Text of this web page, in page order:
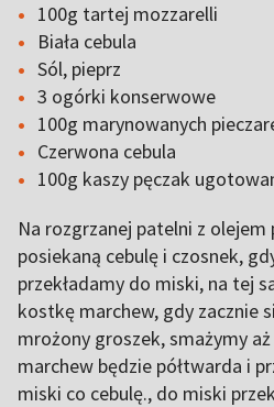
100g tartej mozzarelli
Biała cebula
Sól, pieprz
3 ogórki konserwowe
100g marynowanych
Czerwona cebula
100g kaszy pęczak
Na rozgrzanej patelni z
posiekaną cebulę i czosnek,
przekładamy do miski, na tej
kostkę marchew, gdy zacznie
mrożony groszek, smażymy
marchew będzie półtwarda i
miski co cebulę., do miski